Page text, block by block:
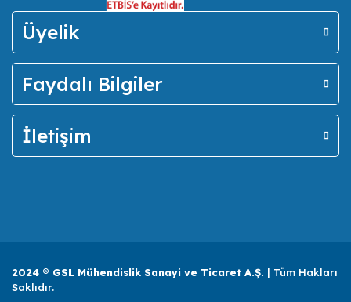
Üyelik
Faydalı Bilgiler
İletişim
2024 ® GSL Mühendislik Sanayi ve Ticaret A.Ş. | Tüm Hakları
Saklıdır.